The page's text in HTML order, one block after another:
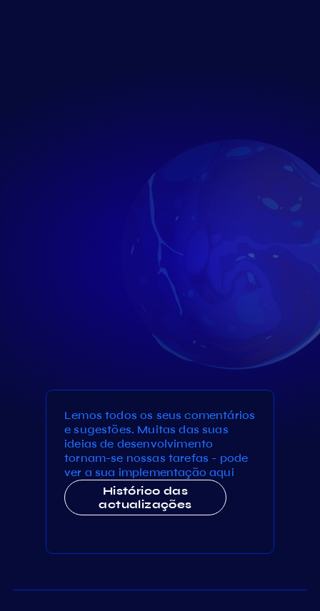
Lemos todos os seus comentários
e sugestões. Muitas das suas
ideias de desenvolvimento
tornam-se nossas tarefas - pode
ver a sua implementação aqui
Histórico das
actualizações